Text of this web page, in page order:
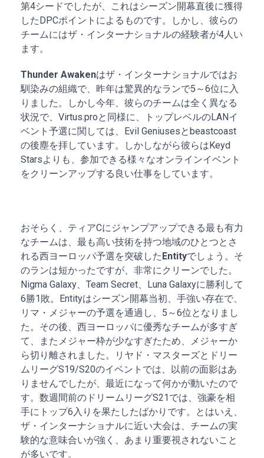
第4シードでしたが、これはシーズン開幕直後に獲得
したDPCポイントによるものです。しかし、彼らの
チームにはザ・インターナショナルの経験者が4人い
ます。
Thunder Awakenはザ・インターナショナルではお
馴染みの組織で、昨年は驚異的なランで5～6位に入
りました。しかし今年、彼らのチームは全く異なる
状況で、Virtus.proと同様に、トップレベルのLANイ
ベント予選に関しては、Evil Geniusesとbeastcoast
の後塵を拝しています。しかしながら彼らはKeyd
Starsよりも、参加できる様々なオンラインイベント
をクリーンアップする良い仕事をしています。
おそらく、ティアCにジャンプアップできる最も有力
なチームは、最も高い技術を持つ地域のひとつとさ
れる西ヨーロッパ予選を突破したEntityでしょう。そ
のランは短かったですが、非常にクリーンでした。
Nigma Galaxy、Team Secret、Luna Galaxyに勝利して
6勝1敗。Entityはシーズン開幕当初、手強い存在で、
リマ・メジャーの予選を通過し、5～6位となりまし
た。その後、西ヨーロッパに優秀なチームが多すぎ
て、またメジャー枠が少なすぎたため、メジャーか
ら切り離されました。リヤド・マスターズとドリー
ムリーグS19/S20のイベントでは、以前の面影はあ
りませんでしたが、最近になって何かが動いたので
す。数週間前のドリームリーグS21では、強豪を相
手にトップ6入りを果たしたばかりです。とはいえ、
ザ・インターナショナルに近い大会は、チームの実
験的な意味合いが強く、あまり重要視されないこと
が多いです。